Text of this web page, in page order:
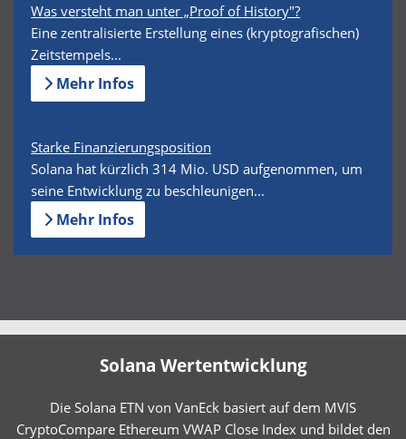
Was versteht man unter „Proof of History"?
Eine zentralisierte Erstellung eines (kryptografischen)
Zeitstempels...
Mehr Infos
Starke Finanzierungsposition
Solana hat kürzlich 314 Mio. USD aufgenommen, um
seine Entwicklung zu beschleunigen...
Mehr Infos
Solana Wertentwicklung
Die Solana ETN von VanEck basiert auf dem MVIS
CryptoCompare Ethereum VWAP Close Index und bildet den